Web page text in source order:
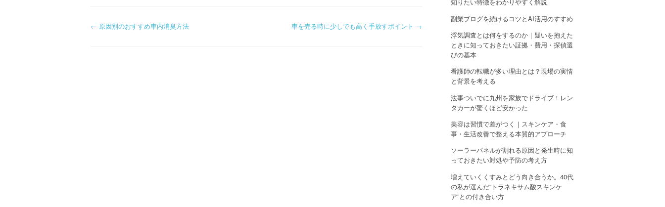
P
← 原因別のおすすめ車内消臭方法 車を売る時に少しでも高く手放すポイント →
知りたい特徴をわかりやすく解説
副業ブログを続けるコツとAI活用のすすめ
浮気調査とは何をするのか｜疑いを抱えた
ときに知っておきたい証拠・費用・探偵選
びの基本
看護師の転職が多い理由とは？現場の実情
と背景を考える
法事ついでに九州を家族でドライブ！レン
タカーが驚くほど安かった
美容は習慣で差がつく｜スキンケア・食
事・生活改善で整える本質的アプローチ
ソーラーパネルが割れる原因と発生時に知
っておきたい対処や予防の考え方
増えていくくすみとどう向き合うか。40代
の私が選んだ“トラネキサム酸スキンケ
ア”との付き合い方